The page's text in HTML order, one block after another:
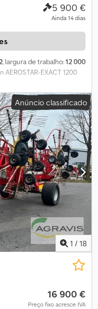
5 900 €
Ainda 14 dias
, largura de trabalho:12 000
AEROSTAR-EXACT 1200
equipamento de série
sistema (0040) de aba de
com suporte e (0060)
nova/não utilizada, em
O preço inicial é de
Ajyp Uvqskcja Registe-se
aqui para aceder ao
Comece a licitar
Anúncio classificado
1 / 18
16 900 €
Preço fixo acresce IVA